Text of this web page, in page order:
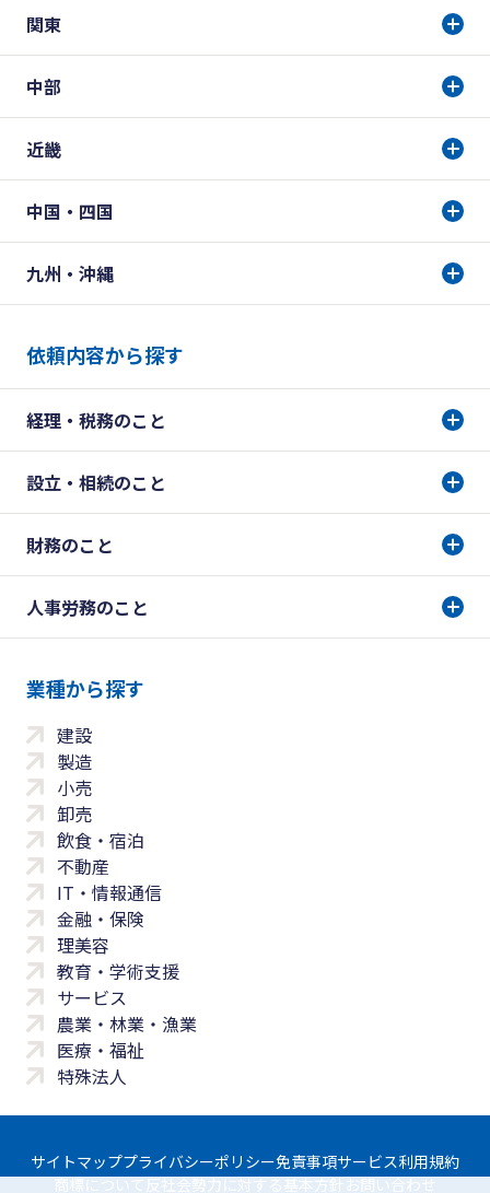
関東
中部
近畿
中国・四国
九州・沖縄
依頼内容から探す
経理・税務のこと
設立・相続のこと
財務のこと
人事労務のこと
業種から探す
建設
製造
小売
卸売
飲食・宿泊
不動産
IT・情報通信
金融・保険
理美容
教育・学術支援
サービス
農業・林業・漁業
医療・福祉
特殊法人
サイトマッププライバシーポリシー免責事項サービス利用規約
商標について 反社会勢力に対する基本方針 お問い合わせ